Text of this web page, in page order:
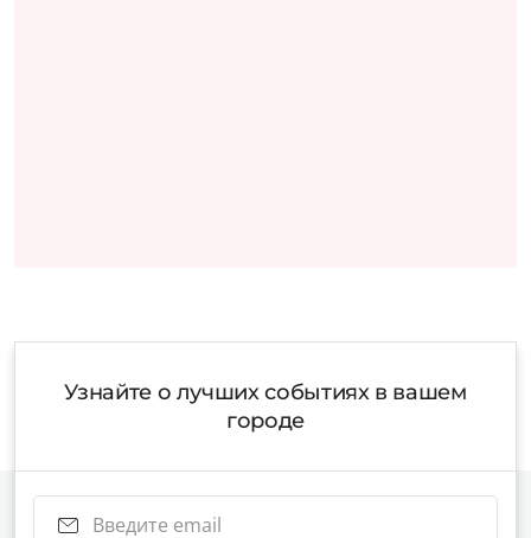
Узнайте о лучших событиях в вашем
городе